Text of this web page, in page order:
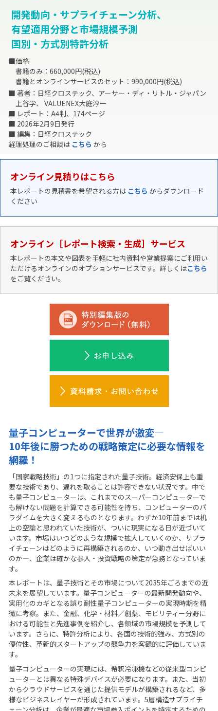
開発動向・サプライチェーン分析、
有望適用分野と市場規模予測
国別・方式別特許分析
■価格
書籍のみ：660,000円(税込)
書籍とオンラインサービスのセット：990,000円(税込)
■ 著者：日経クロステック、アーサー・ディ・リトル・ジャパン
上谷学、 VALUENEX大庭淳一
■ レポート：A4判、174ページ
■ 2026年2月9日発行
■ 編集：日経クロステック
経理処理のご相談は こちら から
オンライン見積りはこちら
本レポートの見積書を希望される方は こちら からダウンロード
ください
オンライン［レポート検索・生成］サービス
本レポートの本文や図表を手軽に社内資料や営業提案にご利用い
ただけるオンラインのオプションサービスです。詳しくはこちら
をご覧ください。
量子コンピューターで世界が激変―
10年後に勝つための戦略策定に必要な情報を
網羅！
「国家戦略技術」の1つに指定された量子技術。経済安保上も重
要な技術であり、遅れを取ることは許容できない状況です。中で
も量子コンピューターは、これまでのスーパーコンピューターで
も解けない問題を計算できる可能性を持ち、コンピューターのパ
ラダイムを大きく変えるものとなります。わずか10年前までは机
上の空論と思われていた技術が、ついに現実になる日が近づいて
います。市場はいつどのような規模で拡大していくのか、サプラ
イチェーンはどのように再構築されるのか、いつ動き出せばいい
のか―、企業は確かな参入・投資戦略の策定が急務となっていま
す。
本レポートは、量子技術とその市場について2035年ごろまでの近
未来を展望しています。量子コンピューターの最新開発動向や、
実用化のカギとなる誤り耐性量子コンピューターの実現時期を精
微に考察。また、金融、化学・材料／創薬、モビリティー分野に
おける可能性と先進事例を紹介し、各領域の市場規模を予測して
います。さらに、特許分析により、各国の技術的強み、方式別の
優位性、革新的スタートアップの競争力を客観的に評価していま
す。
量子コンピューターの実現には、希釈冷凍機などの従来型コンピ
ューターとは異なる特殊デバイスが必要になります。また、当初
からクラウドサービスを通じた提供モデルが構築されるなど、多
様なビジネスレイヤーが形成されています。5層構造サプライチ